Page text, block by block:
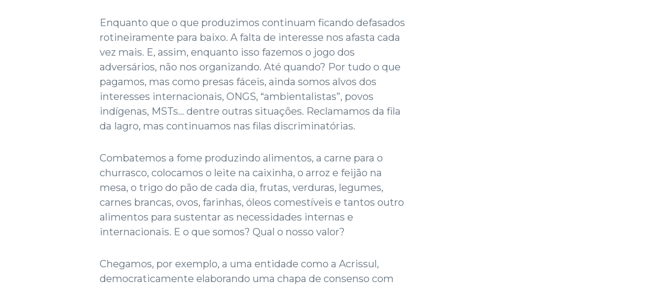
Enquanto que o que produzimos continuam ficando defasados
rotineiramente para baixo. A falta de interesse nos afasta cada
vez mais. E, assim, enquanto isso fazemos o jogo dos
adversários, não nos organizando. Até quando? Por tudo o que
pagamos, mas como presas fáceis, ainda somos alvos dos
interesses internacionais, ONGS, “ambientalistas”, povos
indígenas, MSTs... dentre outras situações. Reclamamos da fila
da Iagro, mas continuamos nas filas discriminatórias.
Combatemos a fome produzindo alimentos, a carne para o
churrasco, colocamos o leite na caixinha, o arroz e feijão na
mesa, o trigo do pão de cada dia, frutas, verduras, legumes,
carnes brancas, ovos, farinhas, óleos comestíveis e tantos outro
alimentos para sustentar as necessidades internas e
internacionais. E o que somos? Qual o nosso valor?
Chegamos, por exemplo, a uma entidade como a Acrissul,
democraticamente elaborando uma chapa de consenso com